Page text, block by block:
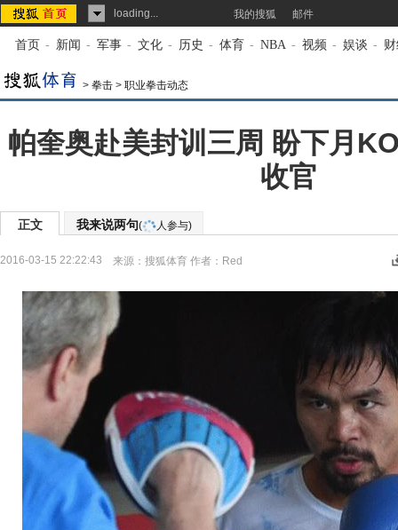
loading... 我的搜狐 邮件
首页 - 新闻 - 军事 - 文化 - 历史 - 体育 - NBA - 视频 - 娱谈 -
> 拳击 > 职业拳击动态
帕奎奥赴美封训三周 盼下月
收官
正文 我来说两句( 人参与)
2016-03-15 22:22:43 来源： 搜狐体育 作者：Red